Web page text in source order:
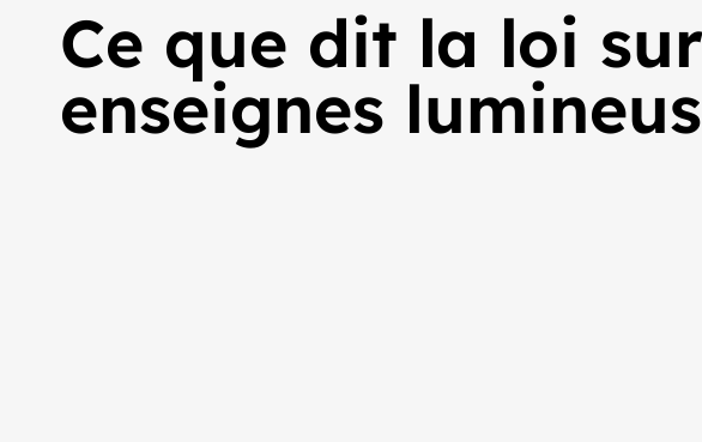
Ce que dit la loi
enseignes